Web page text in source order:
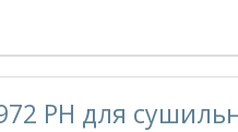
PH для